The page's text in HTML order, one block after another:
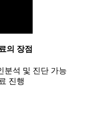
의 장점
분석 및 진단 가능
진행